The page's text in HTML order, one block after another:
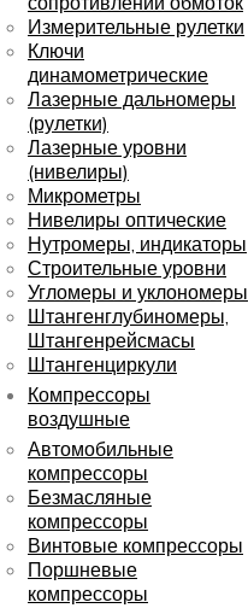
Измерительные рулетки
Ключи
динамометрические
Лазерные дальномеры
(рулетки)
Лазерные уровни
(нивелиры)
Микрометры
Нивелиры оптические
Нутромеры, индикаторы
Строительные уровни
Угломеры и уклономеры
Штангенглубиномеры,
Штангенрейсмасы
Штангенциркули
Компрессоры
воздушные
Автомобильные
компрессоры
Безмасляные
компрессоры
Винтовые компрессоры
Поршневые
компрессоры